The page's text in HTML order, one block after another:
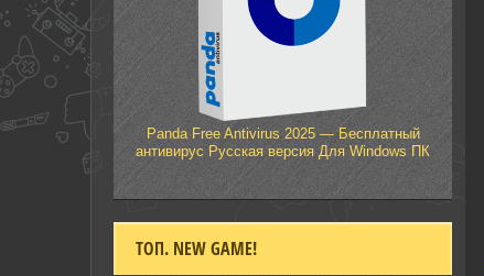
Panda Free Antivirus 2025 — Бесплатный
антивирус Русская версия Для Windows ПК
ТОП. NEW GAME!